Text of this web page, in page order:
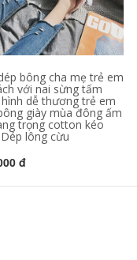
bông cha mẹ trẻ em
với nai sừng tấm
dễ thương trẻ em
giày mùa đông ấm
trọng cotton kéo
lông cừu
đ